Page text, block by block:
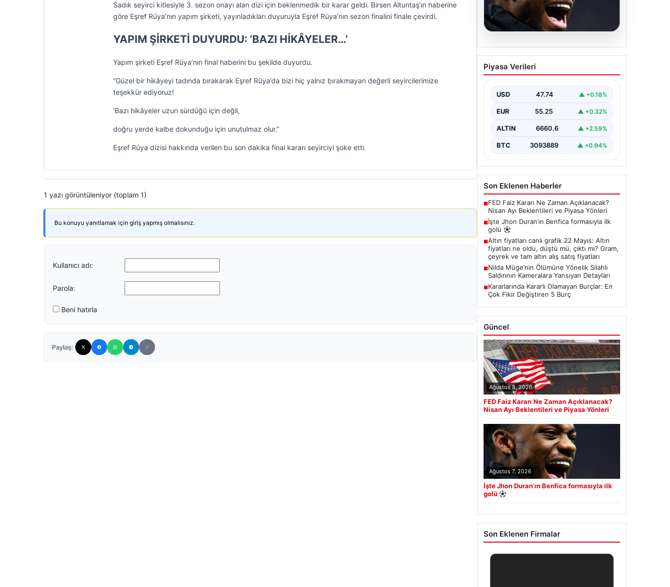
Sadık seyirci kitlesiyle 3. sezon onayı alan dizi için beklenmedik bir karar geldi. Birsen Altuntaş’ın haberine
göre Eşref Rüya’nın yapım şirketi, yayınladıkları duyuruyla Eşref Rüya’nın sezon finalini finale çevirdi.
YAPIM ŞİRKETİ DUYURDU: ‘BAZI HİKÂYELER…’
Yapım şirketi Eşref Rüya’nın final haberini bu şekilde duyurdu.
“Güzel bir hikâyeyi tadında bırakarak Eşref Rüya’da bizi hiç yalnız bırakmayan değerli seyircilerimize
teşekkür ediyoruz!
‘Bazı hikâyeler uzun sürdüğü için değil,
doğru yerde kalbe dokunduğu için unutulmaz olur.”
Eşref Rüya dizisi hakkında verilen bu son dakika final kararı seyirciyi şoke etti.
1 yazı görüntüleniyor (toplam 1)
Bu konuyu yanıtlamak için giriş yapmış olmalısınız.
Kullanıcı adı:
Parola:
Beni hatırla
Paylaş:
07.08.2026
İşte Jhon Duran’ın Benfica
formasıyla ilk golü
Piyasa Verileri
USD 47.74 ▲ +0.18%
EUR 55.25 ▲ +0.32%
ALTIN 6660.6 ▲ +2.59%
BTC 3093889 ▲ +0.94%
Son Eklenen Haberler
■FED Faiz Kararı Ne Zaman Açıklanacak?
Nisan Ayı Beklentileri ve Piyasa Yönleri
■İşte Jhon Duran’ın Benfica formasıyla ilk
golü
■Altın fiyatları canlı grafik 22 Mayıs: Altın
fiyatları ne oldu, düştü mü, çıktı mı? Gram,
çeyrek ve tam altın alış satış fiyatları
■Nilda Müge’nin Ölümüne Yönelik Silahlı
Saldırının Kameralara Yansıyan Detayları
■Kararlarında Kararlı Olamayan Burçlar: En
Çok Fikir Değiştiren 5 Burç
Güncel
Ağustos 8, 2026
FED Faiz Kararı Ne Zaman Açıklanacak?
Nisan Ayı Beklentileri ve Piyasa Yönleri
Ağustos 7, 2026
İşte Jhon Duran’ın Benfica formasıyla ilk
golü
Son Eklenen Firmalar